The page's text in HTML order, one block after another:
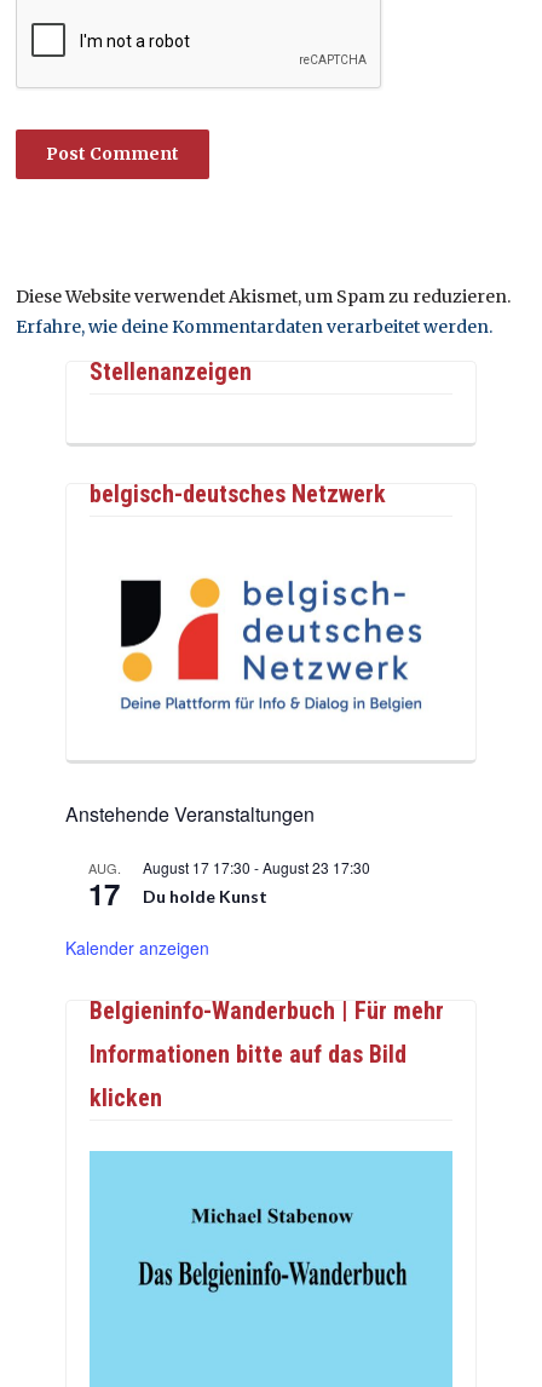
Diese Website verwendet Akismet, um Spam zu reduzieren.
Erfahre, wie deine Kommentardaten verarbeitet werden.
Stellenanzeigen
belgisch-deutsches Netzwerk
Anstehende Veranstaltungen
AUG.
17
August 17 17:30 -August 23 17:30
Du holde Kunst
Kalender anzeigen
Belgieninfo-Wanderbuch | Für mehr
Informationen bitte auf das Bild
klicken